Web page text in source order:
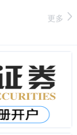
更多